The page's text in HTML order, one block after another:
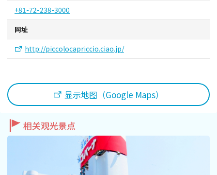
+81-72-238-3000
网址
http://piccolocapriccio.ciao.jp/
显示地图（Google Maps）
相关观光景点